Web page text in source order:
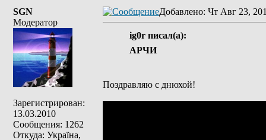
SGN
Модератор
Зарегистрирован:
13.03.2010
Сообщения: 1262
Откуда: Україна,
Добавлено: Чт Авг 23,
ig0r писал(а):
АРЧИ
Поздравляю с днюхой!